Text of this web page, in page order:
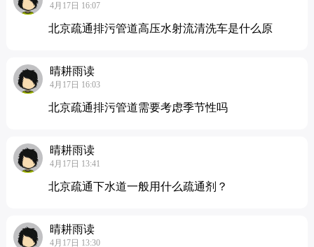
4月17日 16:07
北京疏通排污管道高压水射流清洗车是什么原
晴耕雨读
4月17日 16:03
北京疏通排污管道需要考虑季节性吗
晴耕雨读
4月17日 13:41
北京疏通下水道一般用什么疏通剂？
晴耕雨读
4月17日 13:30